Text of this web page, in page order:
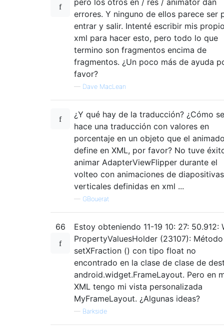
errores. Y ninguno de ellos parece ser
entrar y salir. Intenté escribir mis
xml para hacer esto, pero todo lo que
termino son fragmentos encima de
fragmentos. ¿Un poco más de ayuda
favor?
— Dave MacLean
¿Y qué hay de la traducción? ¿Cómo se
hace una traducción con valores en
porcentaje en un objeto que el
define en XML, por favor? No tuve
animar AdapterViewFlipper durante el
volteo con animaciones de diapositivas
verticales definidas en xml ...
— GBouerat
66
Estoy obteniendo 11-19 10: 27: 50.912:
PropertyValuesHolder (23107): Método
setXFraction () con tipo float no
encontrado en la clase de clase de
android.widget.FrameLayout. Pero en
XML tengo mi vista personalizada
MyFrameLayout. ¿Algunas ideas?
— Barkside